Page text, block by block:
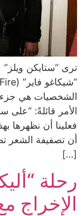
الشخصيات هي
الأمر قائلةً: “على
فعلينا أن نظهرها
أن تصفيفة الشعر
[…]
رحلة
الإخراج